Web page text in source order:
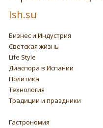
Ish.su
Бизнес и Индустрия
Светская жизнь
Life Style
Диаспора в Испании
Политика
Технология
Традиции и праздники
Гастрономия